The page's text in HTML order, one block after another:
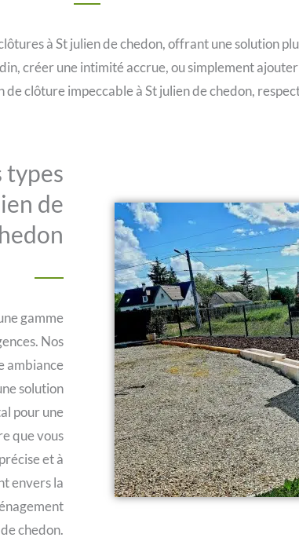
à St julien de chedon, offrant une solution
créer une intimité accrue, ou simplement
clôture impeccable à St julien de chedon,
types
de
gamme
Nos
ambiance
solution
pour une
que vous
et à
envers la
chedon.